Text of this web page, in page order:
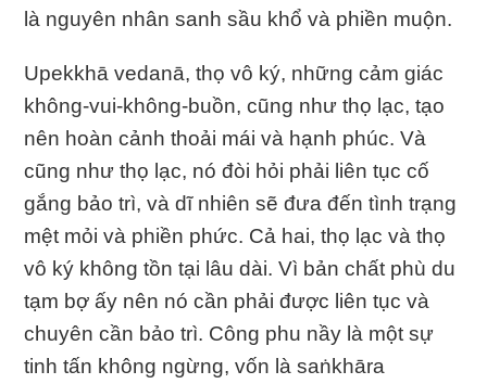
là nguyên nhân sanh sầu khổ và phiền muộn.
Upekkhā vedanā, thọ vô ký, những cảm giác
không-vui-không-buồn, cũng như thọ lạc, tạo
nên hoàn cảnh thoải mái và hạnh phúc. Và
cũng như thọ lạc, nó đòi hỏi phải liên tục cố
gắng bảo trì, và dĩ nhiên sẽ đưa đến tình trạng
mệt mỏi và phiền phức. Cả hai, thọ lạc và thọ
vô ký không tồn tại lâu dài. Vì bản chất phù du
tạm bợ ấy nên nó cần phải được liên tục và
chuyên cần bảo trì. Công phu nầy là một sự
tinh tấn không ngừng, vốn là saṅkhāra